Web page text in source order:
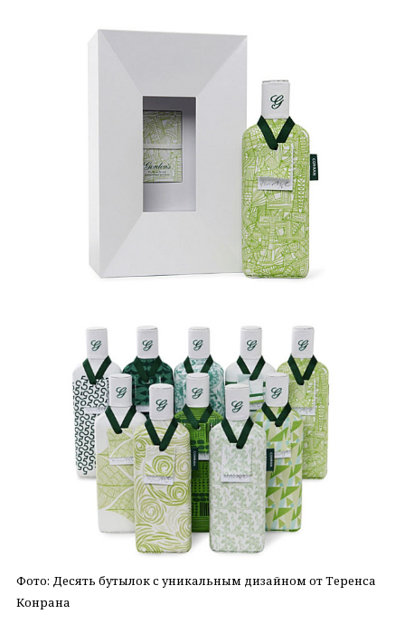
Фото: Десять бутылок с уникальным дизайном от Теренса
Конрана